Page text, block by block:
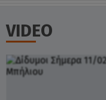
VIDEO